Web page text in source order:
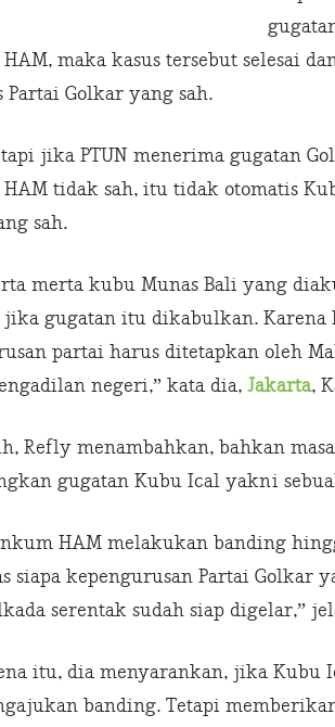
maka kasus tersebut selesai
Partai Golkar yang sah.
jika PTUN menerima gugatan
tidak sah, itu tidak otomatis
sah.
merta kubu Munas Bali yang
jika gugatan itu dikabulkan. Karena
partai harus ditetapkan oleh
negeri,” kata dia, Jakarta,
Refly menambahkan, bahkan
gugatan Kubu Ical yakni
HAM melakukan banding
siapa kepengurusan Partai Golkar
serentak sudah siap digelar,”
itu, dia menyarankan, jika Kubu
banding. Tetapi